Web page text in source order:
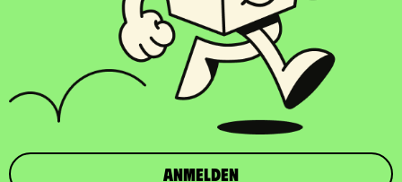
Anmelden